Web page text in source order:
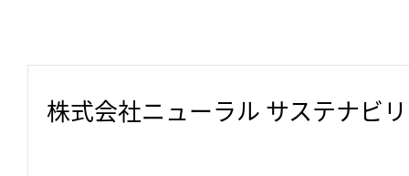
株式会社ニューラル サステナビ